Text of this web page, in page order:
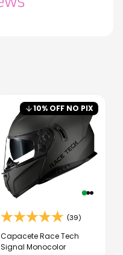
10% OFF NO PIX
(39)
Capacete Race Tech
Signal Monocolor